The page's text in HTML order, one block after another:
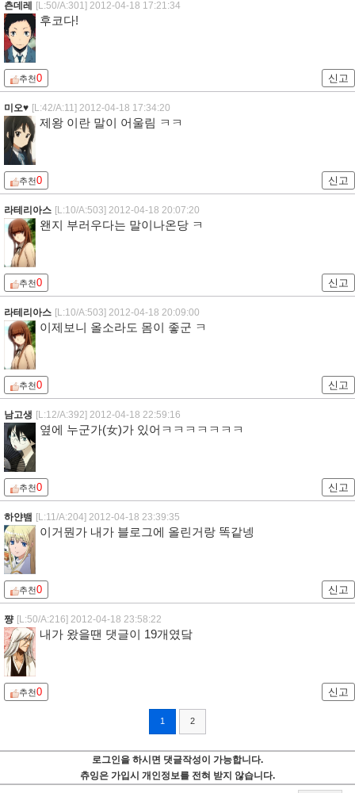
츤데레 [L:50/A:301] 2012-04-18 17:21:34
후코다!
추천0 신고
미오♥ [L:42/A:11] 2012-04-18 17:34:20
제왕 이란 말이 어울림 ㅋㅋ
추천0 신고
라테리아스 [L:10/A:503] 2012-04-18 20:07:20
왠지 부러우다는 말이나온당 ㅋ
추천0 신고
라테리아스 [L:10/A:503] 2012-04-18 20:09:00
이제보니 올소라도 몸이 좋군 ㅋ
추천0 신고
남고생 [L:12/A:392] 2012-04-18 22:59:16
옆에 누군가(女)가 있어ㅋㅋㅋㅋㅋㅋㅋ
추천0 신고
하얀뱀 [L:11/A:204] 2012-04-18 23:39:35
이거뭔가 내가 블로그에 올린거랑 똑같넹
추천0 신고
쨩 [L:50/A:216] 2012-04-18 23:58:22
내가 왔을땐 댓글이 19개였닼
추천0 신고
1 2
로그인을 하시면 댓글작성이 가능합니다.
츄잉은 가입시 개인정보를 전혀 받지 않습니다.